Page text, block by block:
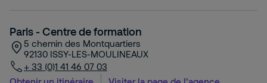
Paris - Centre de formation
5 chemin des Montquartiers
92130 ISSY-LES-MOULINEAUX
+ 33 (0)1 41 46 07 03